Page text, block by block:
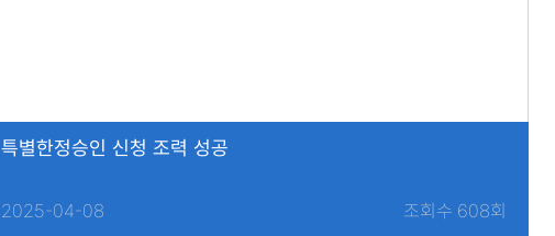
특별한정승인 신청 조력 성공
2025-04-08 조회수 608회